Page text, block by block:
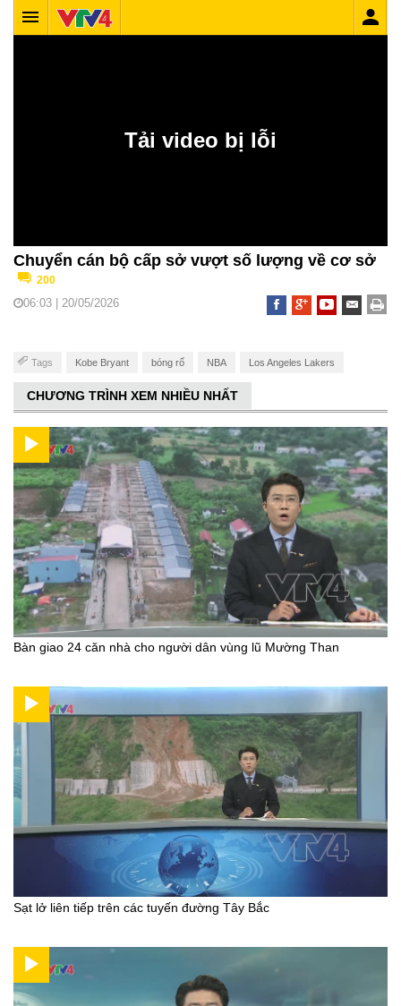
Chuyển cán bộ cấp sở vượt số lượng về cơ sở
200
06:03 | 20/05/2026
Tags Kobe Bryant bóng rổ NBA Los Angeles Lakers
CHƯƠNG TRÌNH XEM NHIỀU NHẤT
Bàn giao 24 căn nhà cho người dân vùng lũ Mường Than
Sạt lở liên tiếp trên các tuyến đường Tây Bắc